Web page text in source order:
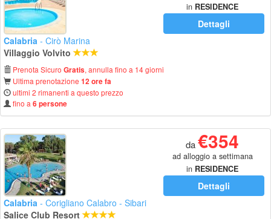
in RESIDENCE
Dettagli
Calabria - Cirò Marina
Villaggio Volvito
Prenota Sicuro Gratis, annulla fino a 14 giorni
Ultima prenotazione 12 ore fa
ultimi 2 rimanenti a questo prezzo
fino a 6 persone
da€354
ad alloggio a settimana
in RESIDENCE
Dettagli
Calabria - Corigliano Calabro - Sibari
Salice Club Resort